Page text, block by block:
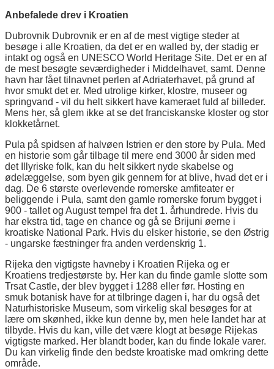
Anbefalede drev i Kroatien
Dubrovnik Dubrovnik er en af de mest vigtige steder at
besøge i alle Kroatien, da det er en walled by, der stadig er
intakt og også en UNESCO World Heritage Site. Det er en af
de mest besøgte seværdigheder i Middelhavet, samt. Denne
havn har fået tilnavnet perlen af Adriaterhavet, på grund af
hvor smukt det er. Med utrolige kirker, klostre, museer og
springvand - vil du helt sikkert have kameraet fuld af billeder.
Mens her, så glem ikke at se det franciskanske kloster og stor
klokketårnet.
Pula på spidsen af halvøen Istrien er den store by Pula. Med
en historie som går tilbage til mere end 3000 år siden med
det Illyriske folk, kan du helt sikkert nyde skabelse og
ødelæggelse, som byen gik gennem for at blive, hvad det er i
dag. De 6 største overlevende romerske amfiteater er
beliggende i Pula, samt den gamle romerske forum bygget i
900 - tallet og August tempel fra det 1. århundrede. Hvis du
har ekstra tid, tage en chance og gå se Brijuni øerne i
kroatiske National Park. Hvis du elsker historie, se den Østrig
- ungarske fæstninger fra anden verdenskrig 1.
Rijeka den vigtigste havneby i Kroatien Rijeka og er
Kroatiens tredjestørste by. Her kan du finde gamle slotte som
Trsat Castle, der blev bygget i 1288 eller før. Hosting en
smuk botanisk have for at tilbringe dagen i, har du også det
Naturhistoriske Museum, som virkelig skal besøges for at
lære om skønhed, ikke kun denne by, men hele landet har at
tilbyde. Hvis du kan, ville det være klogt at besøge Rijekas
vigtigste marked. Her blandt boder, kan du finde lokale varer.
Du kan virkelig finde den bedste kroatiske mad omkring dette
område.